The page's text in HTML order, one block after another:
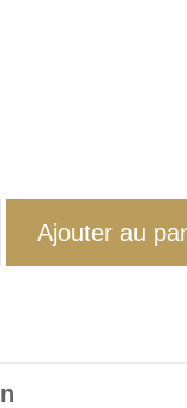
quantité
Lit
Ajouter au